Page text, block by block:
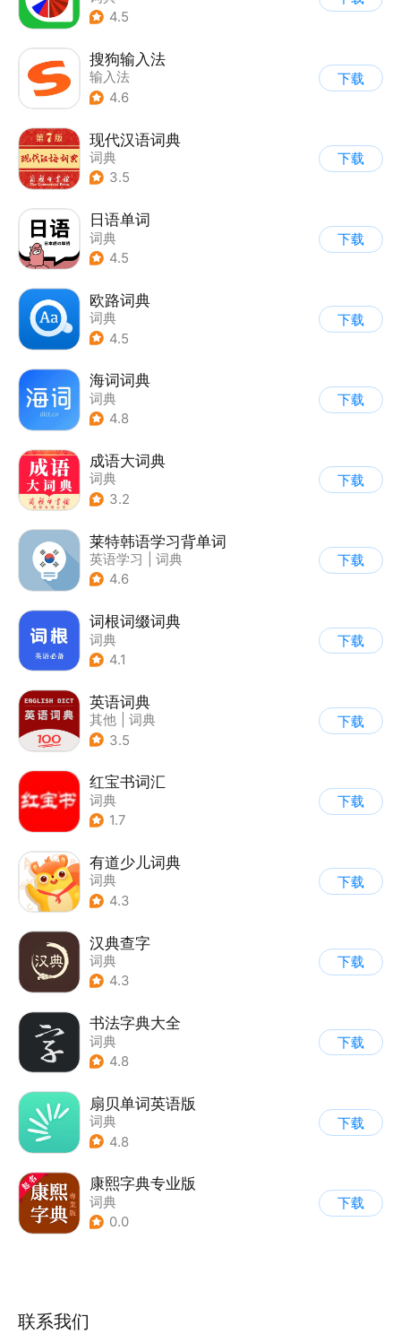
4.5
搜狗输入法
输入法
4.6
下载
现代汉语词典
词典
3.5
下载
日语单词
词典
4.5
下载
欧路词典
词典
4.5
下载
海词词典
词典
4.8
下载
成语大词典
词典
3.2
下载
莱特韩语学习背单词
英语学习
词典
4.6
下载
词根词缀词典
词典
4.1
下载
英语词典
其他
词典
3.5
下载
红宝书词汇
词典
1.7
下载
有道少儿词典
词典
4.3
下载
汉典查字
词典
4.3
下载
书法字典大全
词典
4.8
下载
扇贝单词英语版
词典
4.8
下载
康熙字典专业版
词典
0.0
下载
联系我们